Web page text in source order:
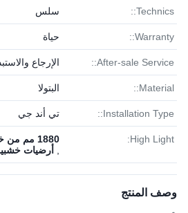
Technics:: سلس
Warranty:: حياة
After-sale Service:: الإرجاع
Material:: البتولا
Installation Type:: تي أند جي
High Light:
1880 مم من خشب البتولا المصمم هندسياً
أرضيات خشبية
وصف المنتج